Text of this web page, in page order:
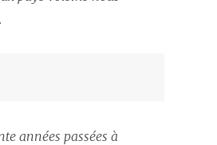
années passées à